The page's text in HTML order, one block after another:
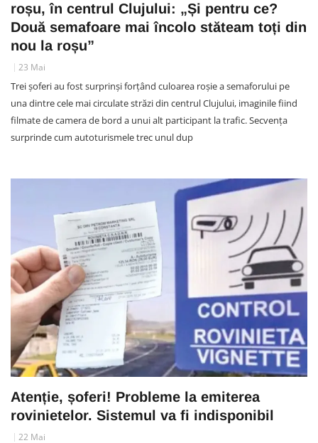
roșu, în centrul Clujului: „Și pentru ce?
Două semafoare mai încolo stăteam toți din
nou la roșu”
23 Mai
Trei șoferi au fost surprinși forțând culoarea roșie a semaforului pe
una dintre cele mai circulate străzi din centrul Clujului, imaginile fiind
filmate de camera de bord a unui alt participant la trafic. Secvența
surprinde cum autoturismele trec unul dup
Atenție, șoferi! Probleme la emiterea
rovinietelor. Sistemul va fi indisponibil
22 Mai